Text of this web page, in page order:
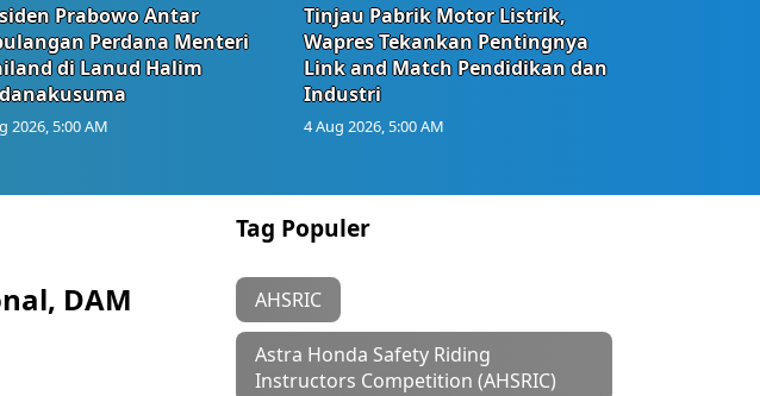
Prabowo Antar
Perdana Menteri
di Lanud Halim
2026, 5:00 AM
Tinjau Pabrik Motor Listrik,
Wapres Tekankan Pentingnya
Link and Match Pendidikan dan
Industri
4 Aug 2026, 5:00 AM
DAM
Tag Populer
AHSRIC
Astra Honda Safety Riding
Instructors Competition (AHSRIC)